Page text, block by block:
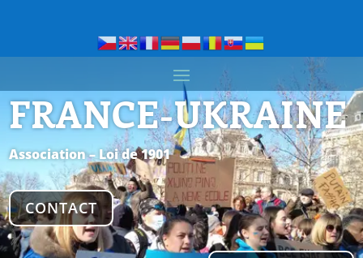
FRANCE-UKRAINE
Association – Loi de 1901
CONTACT